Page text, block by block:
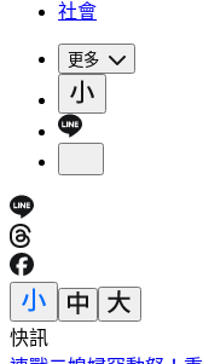
社會
更多
快訊